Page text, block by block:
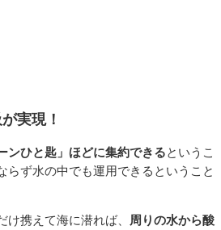
実現！
ンひと匙」ほどに集約できるというこ
らず水の中でも運用できるということ
け携えて海に潜れば、
周りの水から酸